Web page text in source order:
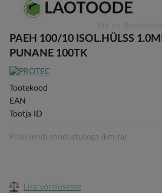
to
the
of
the
images
PAEH 100/10 ISOL.HÜLSS
PUNANE 100TK
Tootekood
EAN
Tootja ID
Püsikliendi soodustusega (km-ta)
Lisa võrdlusesse